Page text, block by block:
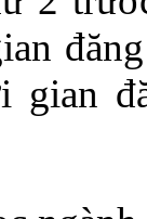
gian